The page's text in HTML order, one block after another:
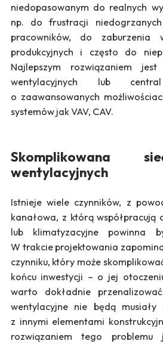
niedopasowanym do realnych
np. do frustracji niedogrzanych
pracowników, do zaburzenia
produkcyjnych i często do
Najlepszym rozwiązaniem
wentylacyjnych lub central
o zaawansowanych
systemów jak VAV, CAV.
Skomplikowana
wentylacyjnych
Istnieje wiele czynników, z
kanałowa, z którą współpracują
lub klimatyzacyjne powinna
W trakcie projektowania
czynniku, który może
końcu inwestycji – o jej
warto dokładnie
wentylacyjne nie będą musiały
z innymi elementami
rozwiązaniem tego